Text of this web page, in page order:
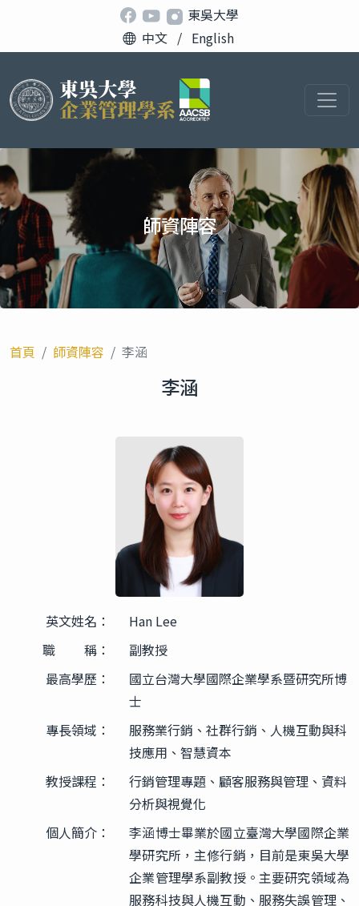
東吳大學
中文 / English
師資陣容
首頁 師資陣容 李涵
李涵
英文姓名：
Han Lee
職 稱：
副教授
最高學歷：
國立台灣大學國際企業學系暨研究所博
士
專長領域：
服務業行銷、社群行銷、人機互動與科
技應用、智慧資本
教授課程：
行銷管理專題、顧客服務與管理、資料
分析與視覺化
個人簡介：
李涵博士畢業於國立臺灣大學國際企業
學研究所，主修行銷，目前是東吳大學
企業管理學系副教授。主要研究領域為
服務科技與人機互動、服務失誤管理、